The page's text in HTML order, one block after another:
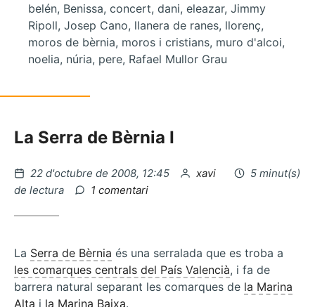
belén, Benissa, concert, dani, eleazar, Jimmy
Ripoll, Josep Cano, llanera de ranes, llorenç,
moros de bèrnia, moros i cristians, muro d'alcoi,
noelia, núria, pere, Rafael Mullor Grau
La Serra de Bèrnia I
Publicat
el
22 d'octubre de 2008, 12:45 per
xavi
5 minut(s)
de lectura
1 comentaria
poble
La Serra de Bèrnia és una serralada que es troba a
les comarques centrals del País Valencià, i fa de
barrera natural separant les comarques de la Marina
Alta i la Marina Baixa.